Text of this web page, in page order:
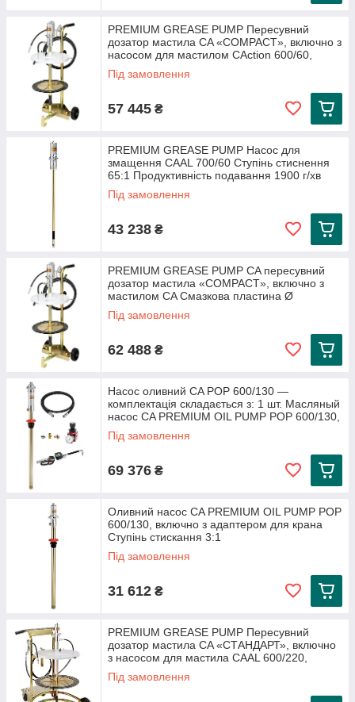
PREMIUM GREASE PUMP Пересувний
дозатор мастила CA «COMPACT», включно з
насосом для мастилом CAction 600/60,
натискною
Під замовлення
57 445 ₴
PREMIUM GREASE PUMP Насос для
змащення CAAL 700/60 Ступінь стиснення
65:1 Продуктивність подавання 1900 г/хв
Під замовлення
43 238 ₴
PREMIUM GREASE PUMP CA пересувний
дозатор мастила «COMPACT», включно з
мастилом CA Смазкова пластина Ø
Під замовлення
62 488 ₴
Насос оливний CA POP 600/130 —
комплектація складається з: 1 шт. Масляный
насос CA PREMIUM OIL PUMP POP 600/130,
Під замовлення
69 376 ₴
Оливний насос CA PREMIUM OIL PUMP POP
600/130, включно з адаптером для крана
Ступінь стискання 3:1
Під замовлення
31 612 ₴
PREMIUM GREASE PUMP Пересувний
дозатор мастила CA «СТАНДАРТ», включно
з насосом для мастила CAAL 600/220,
Під замовлення